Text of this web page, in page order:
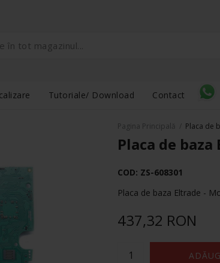
Tutoriale/ Download Contact
Pagina Principală Placa de
Placa de baza
COD: ZS-608301
Placa de baza Eltrade -
437,32 RON